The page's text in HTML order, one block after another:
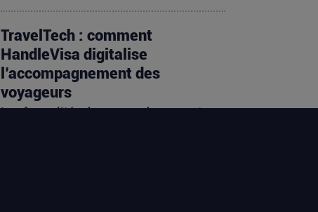
TravelTech : comment
HandleVisa digitalise
l’accompagnement des
voyageurs
Les formalités de voyage demeurent